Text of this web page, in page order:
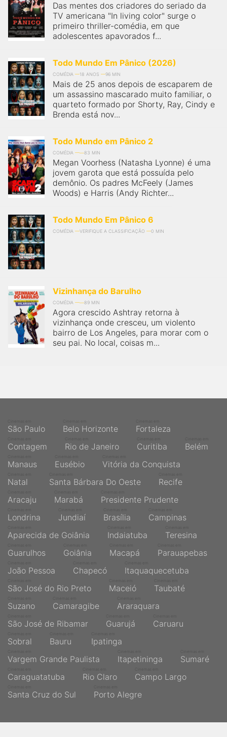
Das mentes dos criadores do seriado da
TV americana "In living color" surge o
primeiro thriller-comédia, em que
adolescentes apavorados f...
Todo Mundo Em Pânico (2026)
COMÉDIA 18 ANOS 96 MIN
Mais de 25 anos depois de escaparem de
um assassino mascarado muito familiar, o
quarteto formado por Shorty, Ray, Cindy e
Brenda está nov...
Todo Mundo em Pânico 2
COMÉDIA 83 MIN
Megan Voorhess (Natasha Lyonne) é uma
jovem garota que está possuída pelo
demônio. Os padres McFeely (James
Woods) e Harris (Andy Richter...
Todo Mundo Em Pânico 6
COMÉDIA VERIFIQUE A CLASSIFICAÇÃO 0 MIN
Vizinhança do Barulho
COMÉDIA 89 MIN
Agora crescido Ashtray retorna à
vizinhança onde cresceu, um violento
bairro de Los Angeles, para morar com o
seu pai. No local, coisas m...
São Paulo Belo Horizonte Fortaleza
Contagem Rio de Janeiro Curitiba Belém
Manaus Eusébio Vitória da Conquista
Natal Santa Bárbara Do Oeste Recife
Aracaju Marabá Presidente Prudente
Londrina Jundiaí Brasília Campinas
Aparecida de Goiânia Indaiatuba Teresina
Guarulhos Goiânia Macapá Parauapebas
João Pessoa Chapecó Itaquaquecetuba
São José do Rio Preto Maceió Taubaté
Suzano Camaragibe Araraquara
São José de Ribamar Guarujá Caruaru
Sobral Bauru Ipatinga
Vargem Grande Paulista Itapetininga Sumaré
Caraguatatuba Rio Claro Campo Largo
Santa Cruz do Sul Porto Alegre